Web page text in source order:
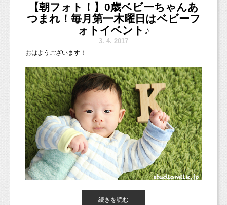
一緒に入っていただくことも可能ですよ♪
可愛いお写真をたくさん残しましょう！
【朝フォト！】0歳ベビーちゃんあ
つまれ！毎月第一木曜日はベビーフ
ォトイベント♪
3. 4. 2017
おはようございます！
本日は、先日のベビーフォトイベントに来てくれた男の子をご紹
続きを読む